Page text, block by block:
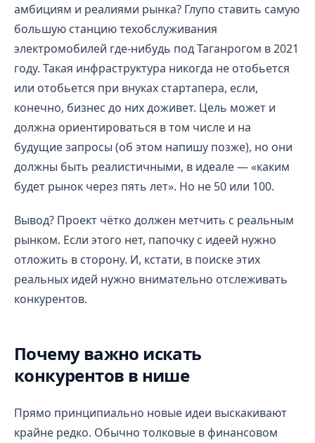
амбициям и реалиями рынка? Глупо ставить самую
большую станцию техобслуживания
электромобилей где-нибудь под Таганрогом в 2021
году. Такая инфраструктура никогда не отобьется
или отобьется при внуках стартапера, если,
конечно, бизнес до них доживет. Цель может и
должна ориентироваться в том числе и на
будущие запросы (об этом напишу позже), но они
должны быть реалистичными, в идеале — «каким
будет рынок через пять лет». Но не 50 или 100.
Вывод? Проект чётко должен метчить с реальным
рынком. Если этого нет, папочку с идеей нужно
отложить в сторону. И, кстати, в поиске этих
реальных идей нужно внимательно отслеживать
конкурентов.
Почему важно искать
конкурентов в нише
Прямо принципиально новые идеи выскакивают
крайне редко. Обычно толковые в финансовом